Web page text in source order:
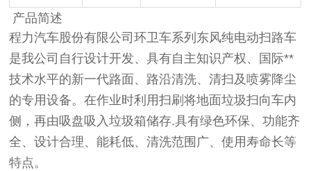
产品简述
程力汽车股份有限公司环卫车系列东风纯电动扫路车
是我公司自行设计开发、具有自主知识产权、国际**
技术水平的新一代路面、路沿清洗、清扫及喷雾降尘
的专用设备。在作业时利用扫刷将地面垃圾扫向车内
侧，再由吸盘吸入垃圾箱储存.具有绿色环保、功能齐
全、设计合理、能耗低、清洗范围广、使用寿命长等
特点。